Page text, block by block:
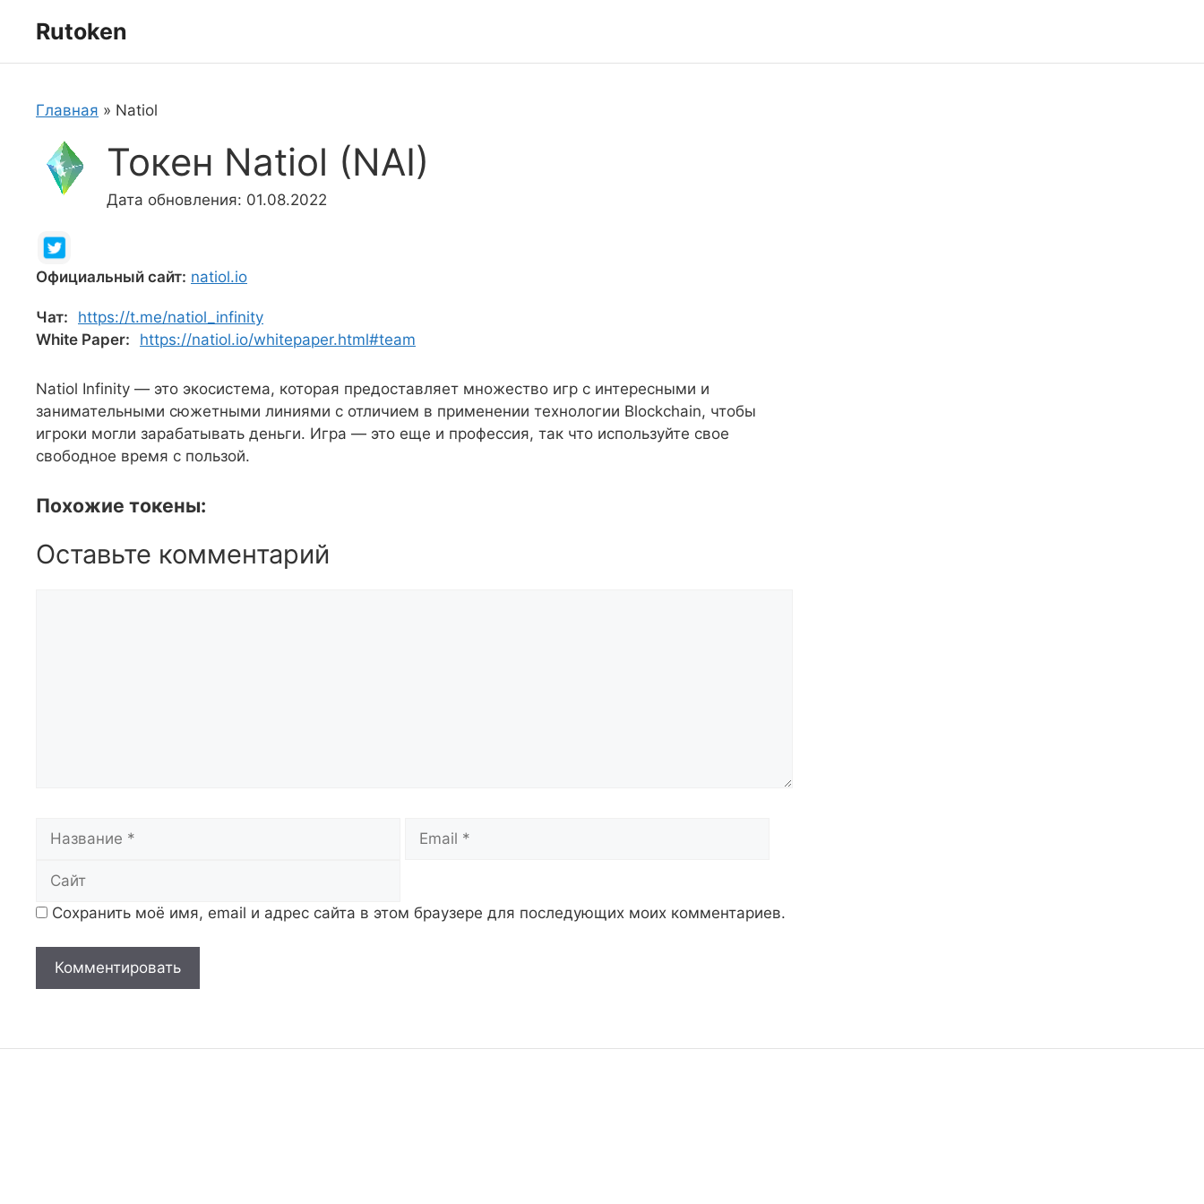
Rutoken
Главная » Natiol
Токен Natiol (NAI)
Дата обновления: 01.08.2022
Официальный сайт: natiol.io
Чат:
https://t.me/natiol_infinity
White Paper:
https://natiol.io/whitepaper.html#team
Natiol Infinity — это экосистема, которая предоставляет множество игр с интересными и
занимательными сюжетными линиями с отличием в применении технологии Blockchain, чтобы
игроки могли зарабатывать деньги. Игра — это еще и профессия, так что используйте свое
свободное время с пользой.
Похожие токены:
Оставьте комментарий
Сохранить моё имя, email и адрес сайта в этом браузере для последующих моих комментариев.